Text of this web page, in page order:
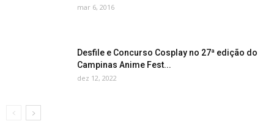
mar 6, 2016
Desfile e Concurso Cosplay no 27ª edição do
Campinas Anime Fest...
dez 12, 2022